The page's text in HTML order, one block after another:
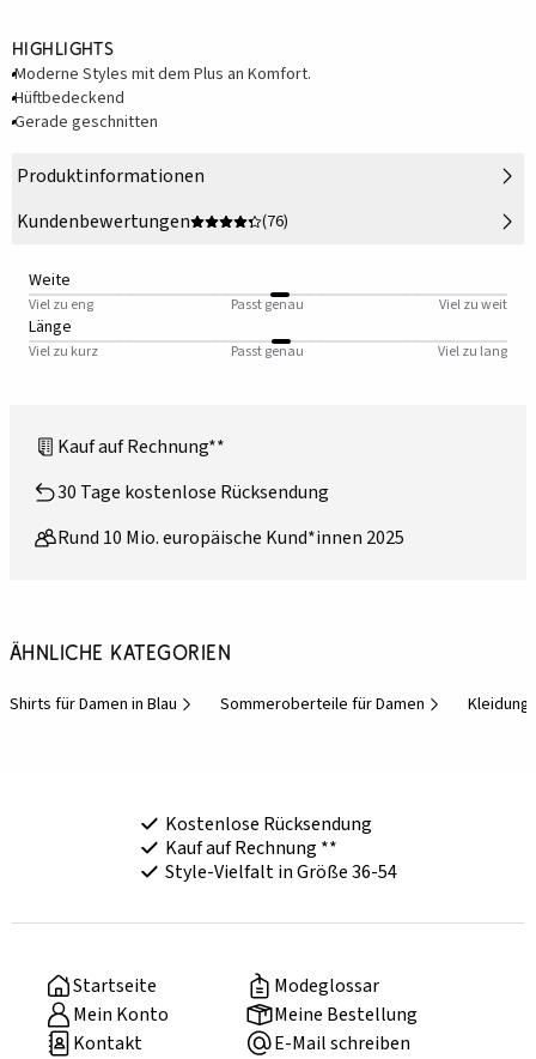
Highlights
Moderne Styles mit dem Plus an Komfort.
Hüftbedeckend
Gerade geschnitten
Produktinformationen
Kundenbewertungen
(76)
Weite
Viel zu eng Passt genau Viel zu weit
Länge
Viel zu kurz Passt genau Viel zu lang
Kauf auf Rechnung**
30 Tage kostenlose Rücksendung
Rund 10 Mio. europäische Kund*innen 2025
Ähnliche Kategorien
Shirts für Damen in Blau Sommeroberteile für Damen Kleidung
Kostenlose Rücksendung
Kauf auf Rechnung **
Style-Vielfalt in Größe 36-54
Startseite
Modeglossar
Mein Konto
Meine Bestellung
Kontakt
E-Mail schreiben